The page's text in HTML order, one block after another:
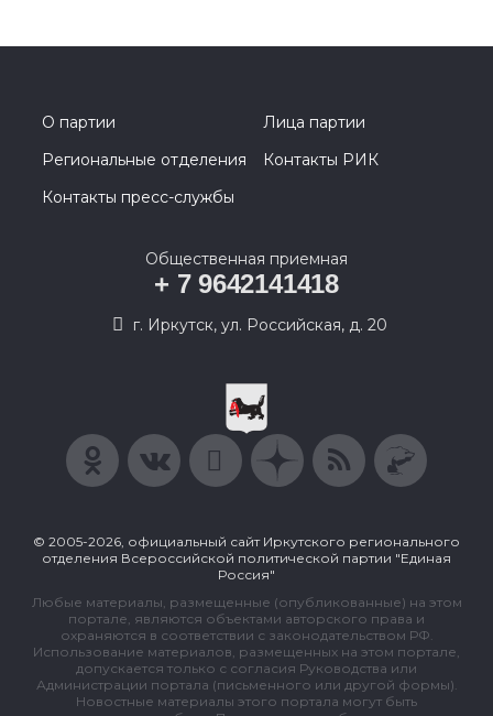
О партии
Лица партии
Региональные отделения
Контакты РИК
Контакты пресс-службы
Общественная приемная
+ 7 9642141418
г. Иркутск, ул. Российская, д. 20
© 2005-2026, официальный сайт Иркутского регионального
отделения Всероссийской политической партии "Единая
Россия"
Любые материалы, размещенные (опубликованные) на этом
портале, являются объектами авторского права и
охраняются в соответствии с законодательством РФ.
Использование материалов, размещенных на этом портале,
допускается только с согласия Руководства или
Администрации портала (письменного или другой формы).
Новостные материалы этого портала могут быть